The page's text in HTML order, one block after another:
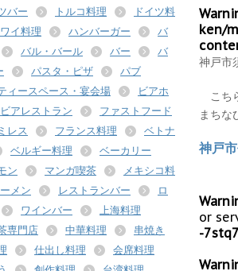
ken/
神戸市
こち
まちな
神戸
or
-
バー
トルコ料理
ドイツ料
イ料理 ハンバーガー
バ
バル・バール バー
バ
パスタ・ピザ
パブ
ィースペース・宴会場
ビアホ
ビアレストラン
ファストフード
レス
フランス料理
ベトナ
ベルギー料理
ベーカリー
ン
マンガ喫茶
メキシコ料
メン レストランバー
ロ
ワインバー
上海料理
専門店
中華料理
串焼き
仕出し料理
会席料理